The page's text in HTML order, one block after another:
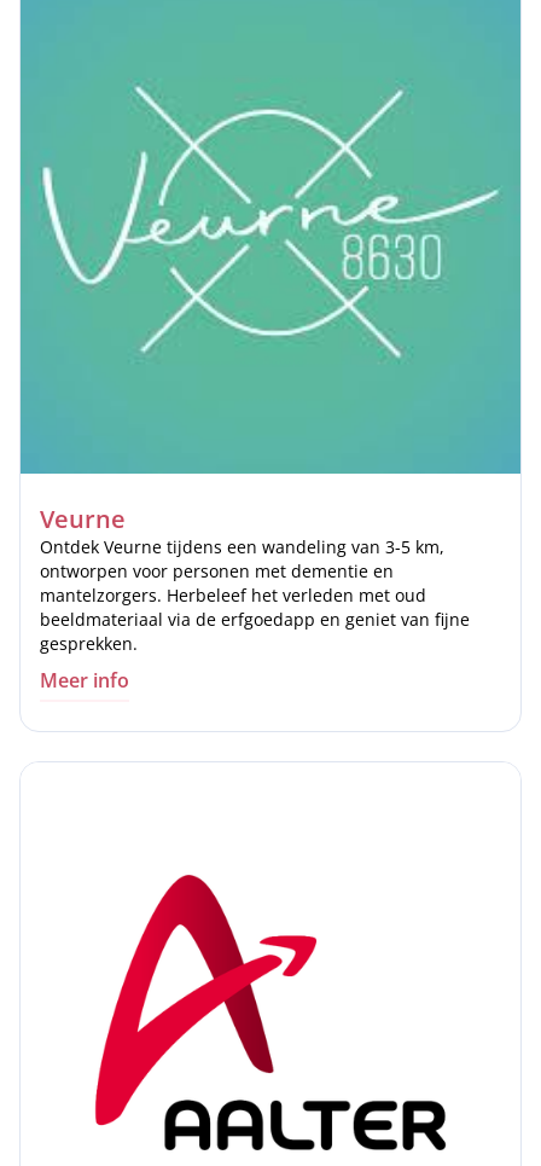
Veurne
Ontdek Veurne tijdens een wandeling van 3-5 km,
ontworpen voor personen met dementie en
mantelzorgers. Herbeleef het verleden met oud
beeldmateriaal via de erfgoedapp en geniet van fijne
gesprekken.
Meer info